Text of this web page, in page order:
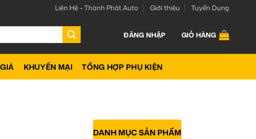
Liên Hệ – Thành Phát Auto Giới thiệu Tuyển Dụng
ĐĂNG NHẬP GIỎ HÀNG
KHUYẾN MẠI TỔNG HỢP PHỤ KIỆN
DANH MỤC SẢN PHẨM